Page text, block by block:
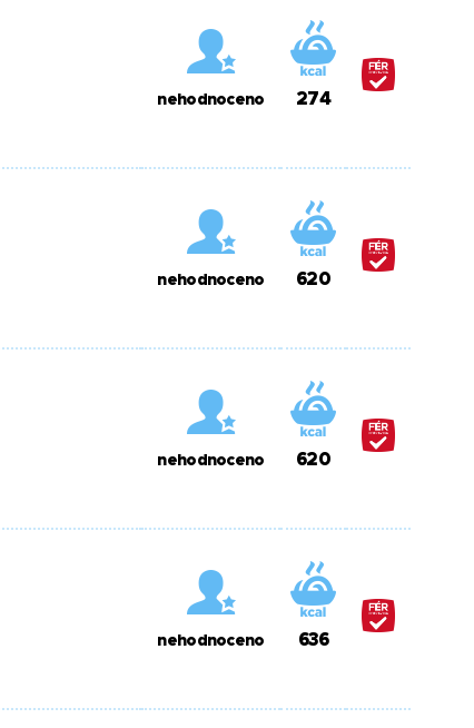
nehodnoceno 274
nehodnoceno 620
nehodnoceno 620
nehodnoceno 636